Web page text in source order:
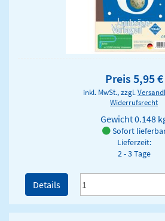
Preis 5,95 €
inkl. MwSt., zzgl.
Widerrufsrecht
Gewicht0.148
Sofort
Lieferzeit:
2 - 3 Tage
Details